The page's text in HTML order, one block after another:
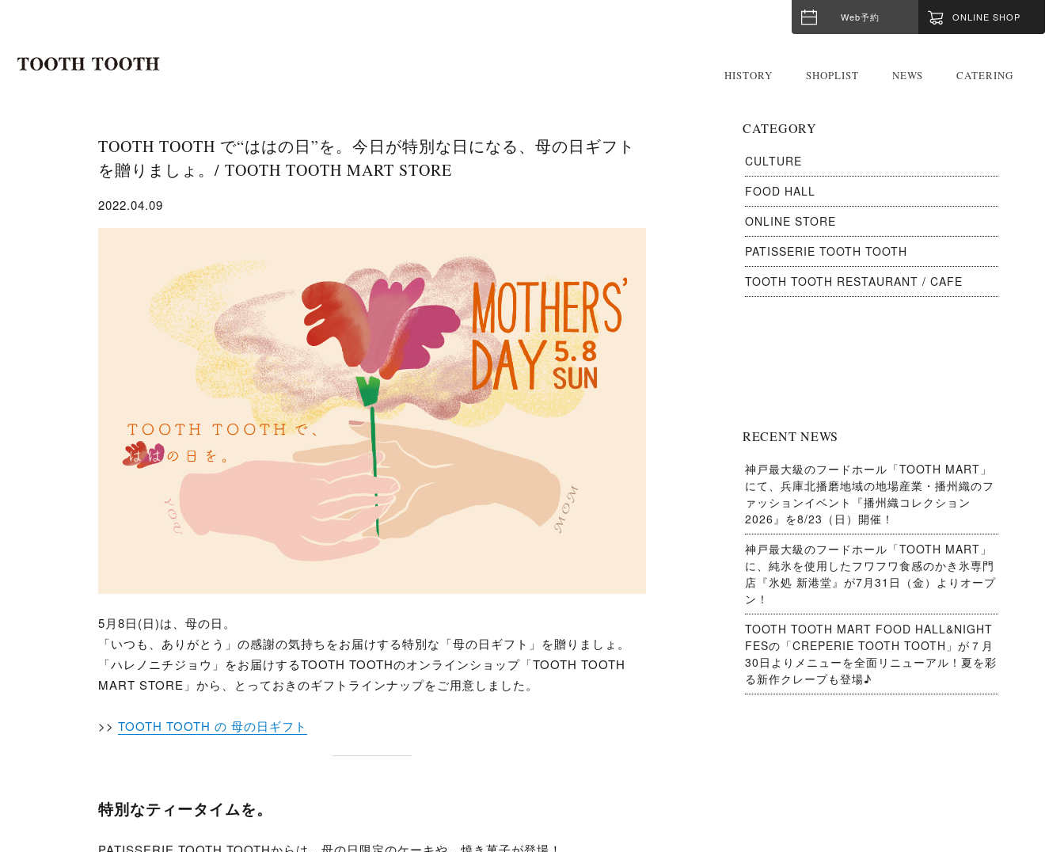
ONLINE SHOP
Web予約
HISTORY SHOPLIST NEWS CATERING
TOOTH TOOTH で“ははの日”を。今日が特別な日になる、母の日ギフト
を贈りましょ。/ TOOTH TOOTH MART STORE
2022.04.09
5月8日(日)は、母の日。
「いつも、ありがとう」の感謝の気持ちをお届けする特別な「母の日ギフト」を贈りましょ。
「ハレノニチジョウ」をお届けするTOOTH TOOTHのオンラインショップ「TOOTH TOOTH
MART STORE」から、とっておきのギフトラインナップをご用意しました。
>>TOOTH TOOTH の 母の日ギフト
特別なティータイムを。
CATEGORY
CULTURE
FOOD HALL
ONLINE STORE
PATISSERIE TOOTH TOOTH
TOOTH TOOTH RESTAURANT / CAFE
RECENT NEWS
神戸最大級のフードホール「TOOTH MART」
にて、兵庫北播磨地域の地場産業・播州織のフ
ァッションイベント『播州織コレクション
2026』を8/23（日）開催！
神戸最大級のフードホール「TOOTH MART」
に、純氷を使用したフワフワ食感のかき氷専門
店『氷処 新港堂』が7月31日（金）よりオープ
ン！
TOOTH TOOTH MART FOOD HALL&NIGHT
FESの「CREPERIE TOOTH TOOTH」が７月
30日よりメニューを全面リニューアル！夏を彩
る新作クレープも登場♪